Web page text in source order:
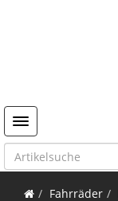
Toggle navigation
Fahrräder